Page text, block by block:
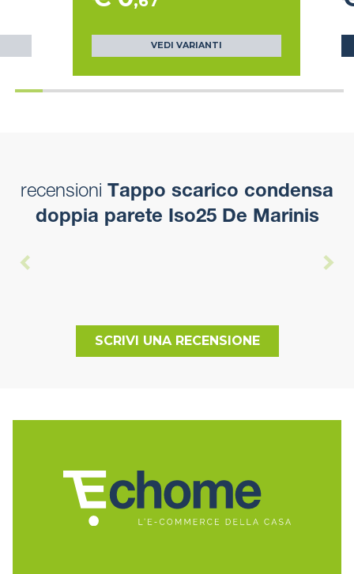
VEDI VARIANTI
recensioni Tappo scarico condensa
doppia parete Iso25 De Marinis
SCRIVI UNA RECENSIONE